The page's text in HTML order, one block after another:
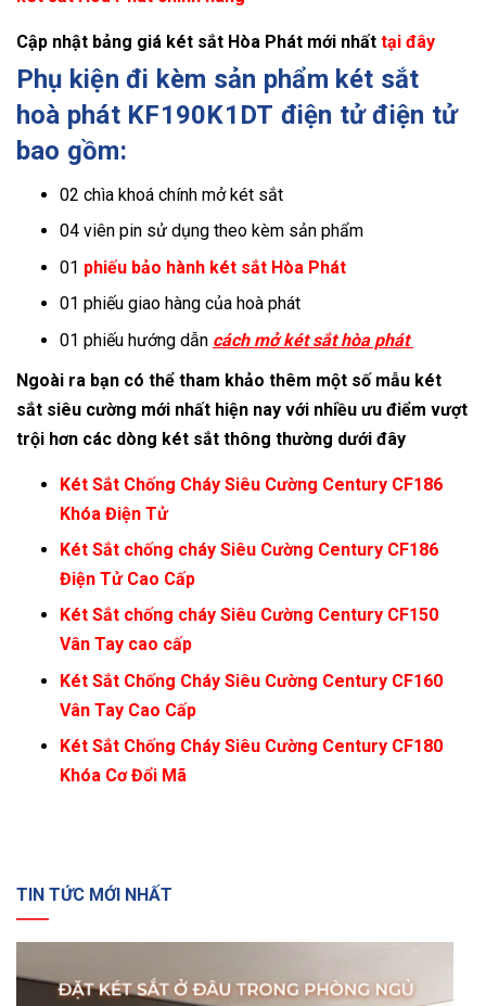
Cập nhật bảng giá két sắt Hòa Phát mới nhất tại đây
Phụ kiện đi kèm sản phẩm két sắt
hoà phát KF190K1DT điện tử điện tử
bao gồm:
02 chìa khoá chính mở két sắt
04 viên pin sử dụng theo kèm sản phẩm
01 phiếu bảo hành két sắt Hòa Phát
01 phiếu giao hàng của hoà phát
01 phiếu hướng dẫn cách mở két sắt hòa phát
Ngoài ra bạn có thể tham khảo thêm một số mẫu két
sắt siêu cường mới nhất hiện nay với nhiều ưu điểm vượt
trội hơn các dòng két sắt thông thường dưới đây
Két Sắt Chống Cháy Siêu Cường Century CF186
Khóa Điện Tử
Két Sắt chống cháy Siêu Cường Century CF186
Điện Tử Cao Cấp
Két Sắt chống cháy Siêu Cường Century CF150
Vân Tay cao cấp
Két Sắt Chống Cháy Siêu Cường Century CF160
Vân Tay Cao Cấp
Két Sắt Chống Cháy Siêu Cường Century CF180
Khóa Cơ Đổi Mã
TIN TỨC MỚI NHẤT